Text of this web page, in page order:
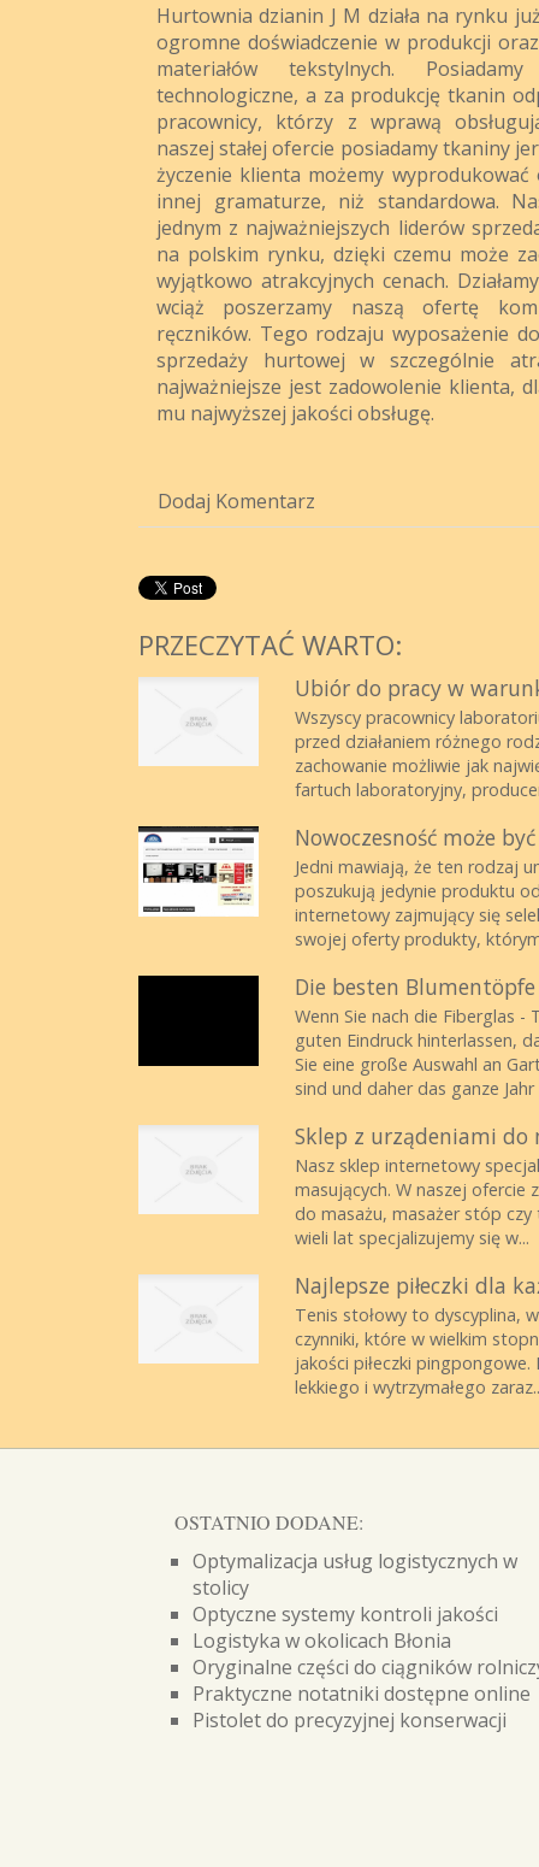
Hurtownia dzianin J M działa na rynku
ogromne doświadczenie w produkcji
materiałów tekstylnych.
technologiczne, a za produkcję tkanin
pracownicy, którzy z wprawą
naszej stałej ofercie posiadamy tkaniny
życzenie klienta możemy
innej gramaturze, niż standardowa.
jednym z najważniejszych liderów
na polskim rynku, dzięki czemu może
wyjątkowo atrakcyjnych cenach.
wciąż poszerzamy naszą ofertę
ręczników. Tego rodzaju wyposażenie
sprzedaży hurtowej w szczególnie
najważniejsze jest zadowolenie klienta,
mu najwyższej jakości obsługę.
Dodaj Komentarz
PRZECZYTAĆ WARTO:
Ubiór do pracy w
Wszyscy pracownicy
przed działaniem różnego
zachowanie możliwie jak
fartuch laboratoryjny,
Nowoczesność może
Jedni mawiają, że ten rodzaj
poszukują jedynie produktu
internetowy zajmujący się
swojej oferty produkty,
Die besten
Wenn Sie nach die Fiberglas
guten Eindruck hinterlassen,
Sie eine große Auswahl an
sind und daher das ganze
Sklep z urządeniami do
Nasz sklep internetowy
masujących. W naszej
do masażu, masażer stóp czy
wieli lat specjalizujemy się w...
Najlepsze piłeczki dla
Tenis stołowy to dyscyplina,
czynniki, które w wielkim
jakości piłeczki
lekkiego i wytrzymałego
OSTATNIO DODANE:
Optymalizacja usług logistycznych w
stolicy
Optyczne systemy kontroli jakości
Logistyka w okolicach Błonia
Oryginalne części do ciągników
Praktyczne notatniki dostępne online
Pistolet do precyzyjnej konserwacji